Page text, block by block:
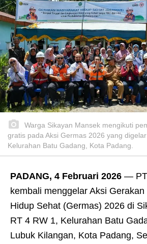
Warga Sikayan Mansek mengikuti
gratis pada Aksi Germas 2026 yang
Kelurahan Batu Gadang, Kota Padang.
PADANG, 4 Februari 2026 — PT
kembali menggelar Aksi
Hidup Sehat (Germas) 2026 di
RT 4 RW 1, Kelurahan Batu
Lubuk Kilangan, Kota Padang,